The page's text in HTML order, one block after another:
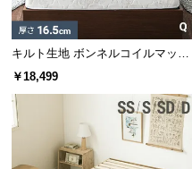
キルト生地 ボンネルコイルマット
レス Q
￥18,499